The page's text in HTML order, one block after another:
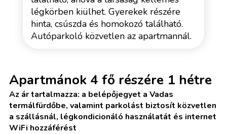
légkörben kiülhet. Gyerekek részére
hinta, csúszda és homokozó található.
Autóparkoló közvetlen az apartmannál.
Apartmánok 4 fő részére 1 hétre
Az ár tartalmazza: a belépőjegyet a Vadas
termálfürdőbe, valamint parkolást biztosít közvetlen
a szállásnál, légkondicionáló használatát és internet
WiFi hozzáférést